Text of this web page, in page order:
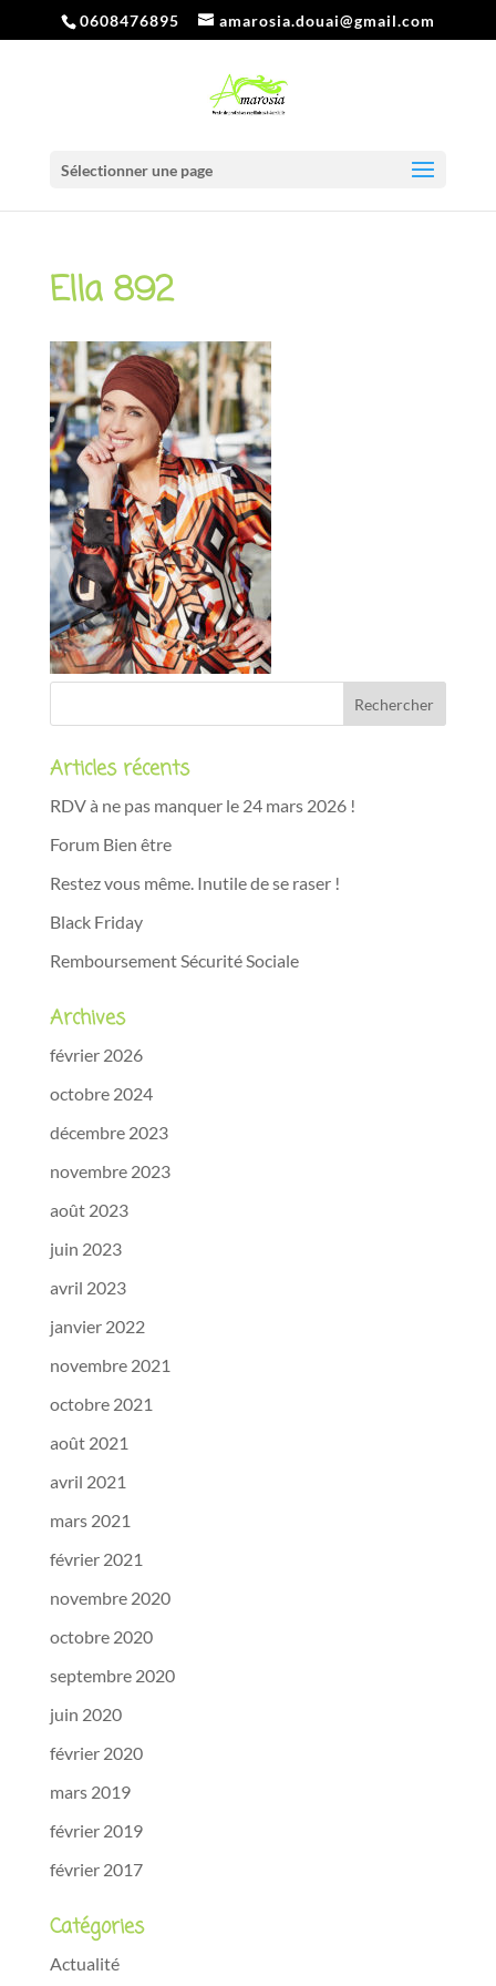
0608476895 amarosia.douai@gmail.com
Sélectionner une page
Ella 892
Articles récents
RDV à ne pas manquer le 24 mars 2026 !
Forum Bien être
Restez vous même. Inutile de se raser !
Black Friday
Remboursement Sécurité Sociale
Archives
février 2026
octobre 2024
décembre 2023
novembre 2023
août 2023
juin 2023
avril 2023
janvier 2022
novembre 2021
octobre 2021
août 2021
avril 2021
mars 2021
février 2021
novembre 2020
octobre 2020
septembre 2020
juin 2020
février 2020
mars 2019
février 2019
février 2017
Catégories
Actualité